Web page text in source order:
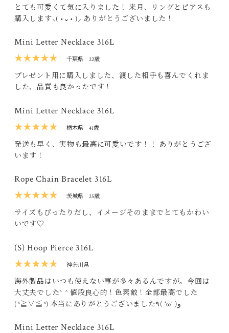
とても可愛くて気に入りました！ 来月、リングとピアスも
購入します‪⸜( •⌄• )⸝‬ ありがとうございました！
Mini Letter Necklace 316L
★★★★★
千葉県 22歳
プレゼント用に購入しました、渡した相手も喜んでくれま
した、品質も良かったです！
Mini Letter Necklace 316L
★★★★★
栃木県 41歳
発送も早く、実物も最高に可愛いです！！ ありがとうござ
います！
Rope Chain Bracelet 316L
★★★★★
茨城県 25歳
サイズもぴったりだし、イメージそのままでとてもかわい
いです♡
(S) Hoop Pierce 316L
★★★★★
神奈川県
海外製品はいつも使えない事が多々あるんですが。今回は
大丈夫でした^ ^ 値段良心的！色素敵！全部最高でした
(*≧∀≦*) 本当にありがとうございました٩( 'ω' )و
Mini Letter Necklace 316L